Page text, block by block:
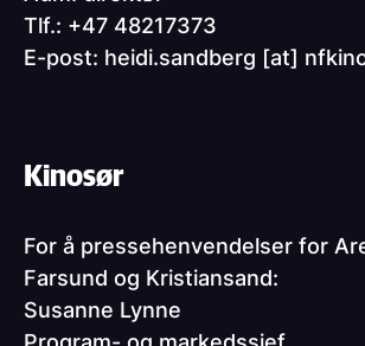
Tlf.: +47 48217373
E-post: heidi.sandberg [at]
Kinosør
For å pressehenvendelser for
Farsund og Kristiansand:
Susanne Lynne